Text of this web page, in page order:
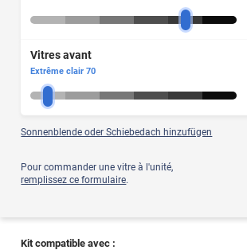
Vitres avant
Extrême clair 70
Sonnenblende oder Schiebedach hinzufügen
Pour commander une vitre à l'unité,
remplissez ce formulaire.
Kit compatible avec :
figure
notre
liste
?
Alors
optez
le
à
la